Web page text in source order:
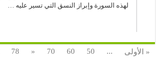
لهذه السورة وإبراز النسق التي تسير عليه …
« الأولى ...
50
60
70
«
78